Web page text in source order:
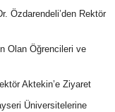
Özdarendeli’den Rektör
Olan Öğrencileri ve
Aktekin’e Ziyaret
Üniversitelerine